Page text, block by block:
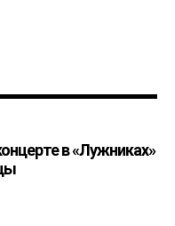
в «Лужниках»